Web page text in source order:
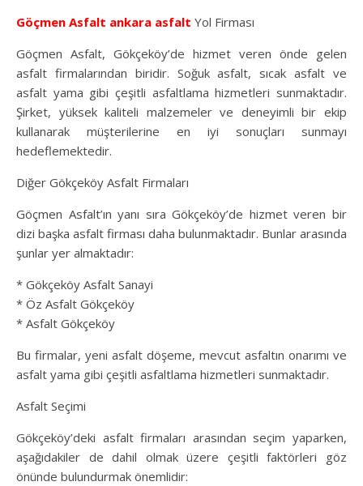
Göçmen Asfalt ankara asfalt Yol Firması
Göçmen Asfalt, Gökçeköy’de hizmet veren önde gelen
asfalt firmalarından biridir. Soğuk asfalt, sıcak asfalt ve
asfalt yama gibi çeşitli asfaltlama hizmetleri sunmaktadır.
Şirket, yüksek kaliteli malzemeler ve deneyimli bir ekip
kullanarak müşterilerine en iyi sonuçları sunmayı
hedeflemektedir.
Diğer Gökçeköy Asfalt Firmaları
Göçmen Asfalt’ın yanı sıra Gökçeköy’de hizmet veren bir
dizi başka asfalt firması daha bulunmaktadır. Bunlar arasında
şunlar yer almaktadır:
* Gökçeköy Asfalt Sanayi
* Öz Asfalt Gökçeköy
* Asfalt Gökçeköy
Bu firmalar, yeni asfalt döşeme, mevcut asfaltın onarımı ve
asfalt yama gibi çeşitli asfaltlama hizmetleri sunmaktadır.
Asfalt Seçimi
Gökçeköy’deki asfalt firmaları arasından seçim yaparken,
aşağıdakiler de dahil olmak üzere çeşitli faktörleri göz
önünde bulundurmak önemlidir: